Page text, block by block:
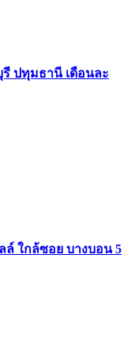
ปทุมธานี เดือนละ
ล์ ใกล้ซอย บางบอน 5